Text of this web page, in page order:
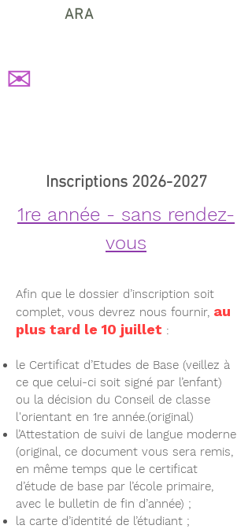
ARA
✉
Inscriptions 2026-2027
1re année - sans rendez-
vous
Afin que le dossier d’inscription soit
complet, vous devrez nous fournir, au
plus tard le 10 juillet :
le Certificat d’Etudes de Base (veillez à
ce que celui-ci soit signé par l’enfant)
ou la décision du Conseil de classe
l'orientant en 1re année.(original)
l’Attestation de suivi de langue moderne
(original, ce document vous sera remis,
en même temps que le certificat
d’étude de base par l’école primaire,
avec le bulletin de fin d’année) ;
la carte d’identité de l’étudiant ;